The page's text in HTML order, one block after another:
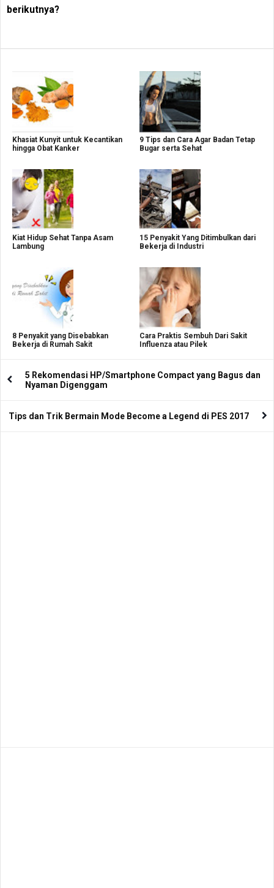
berikutnya?
Khasiat Kunyit untuk Kecantikan
hingga Obat Kanker
9 Tips dan Cara Agar Badan Tetap
Bugar serta Sehat
Kiat Hidup Sehat Tanpa Asam
Lambung
15 Penyakit Yang Ditimbulkan dari
Bekerja di Industri
8 Penyakit yang Disebabkan
Bekerja di Rumah Sakit
Cara Praktis Sembuh Dari Sakit
Influenza atau Pilek
5 Rekomendasi HP/Smartphone Compact yang Bagus dan
Nyaman Digenggam
Tips dan Trik Bermain Mode Become a Legend di PES 2017